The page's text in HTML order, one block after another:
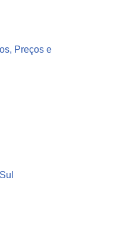
Preços e